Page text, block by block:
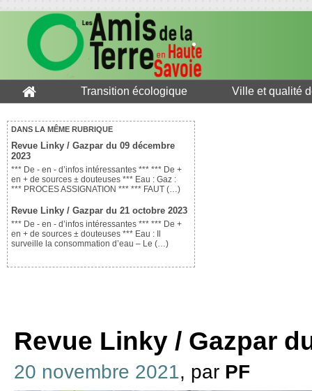
Transition écologique Ville et qualité
DANS LA MÊME RUBRIQUE
Revue Linky / Gazpar du 09 décembre
2023
*** De - en - d’infos intéressantes *** *** De +
en + de sources ± douteuses *** Eau : Gaz :
*** PROCES ASSIGNATION *** *** FAUT (…)
Revue Linky / Gazpar du 21 octobre 2023
*** De - en - d’infos intéressantes *** *** De +
en + de sources ± douteuses *** Eau : Il
surveille la consommation d’eau – Le (…)
Revue Linky / Gazpar
20 novembre 2021, par PF